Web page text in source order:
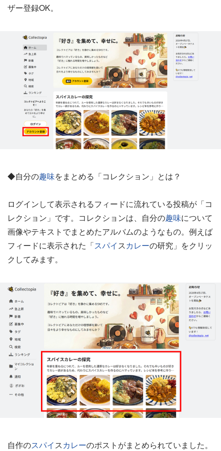
ザー登録OK。
◆自分の趣味をまとめる「コレクション」とは？
ログインして表示されるフィードに流れている投稿が「コ
レクション」です。コレクションは、自分の趣味について
画像やテキストでまとめたアルバムのようなもの。例えば
フィードに表示された「スパイスカレーの研究」をクリッ
クしてみます。
自作のスパイスカレーのポストがまとめられていました。